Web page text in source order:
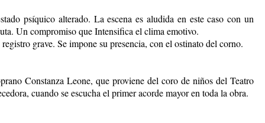
psíquico alterado. La escena es aludida en este caso con un
Un compromiso que Intensifica el clima emotivo.
grave. Se impone su presencia, con el ostinato del corno.
Constanza Leone, que proviene del coro de niños del Teatro
cuando se escucha el primer acorde mayor en toda la obra.